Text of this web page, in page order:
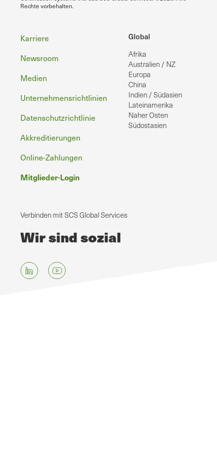
Rechte vorbehalten.
Global
Afrika
Australien / NZ
Europa
China
Indien / Südasien
Lateinamerika
Naher Osten
Südostasien
Fußzeile
Karriere
Newsroom
Medien
Unternehmensrichtlinien
Datenschutzrichtlinie
Akkreditierungen
Online-Zahlungen
Mitglieder-Login
Verbinden mit SCS Global Services
Wir sind sozial